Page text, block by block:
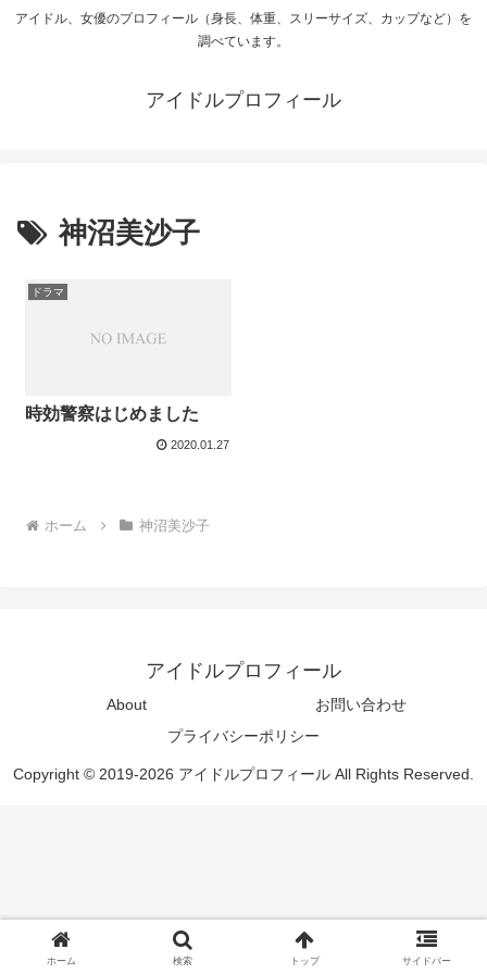
アイドル、女優のプロフィール（身長、体重、スリーサイズ、カップなど）を
調べています。
アイドルプロフィール
神沼美沙子
ドラマ
時効警察はじめました
2020.01.27
ホーム 神沼美沙子
アイドルプロフィール
About
お問い合わせ
プライバシーポリシー
Copyright © 2019-2026 アイドルプロフィール All Rights Reserved.
ホーム 検索 トップ サイドバー